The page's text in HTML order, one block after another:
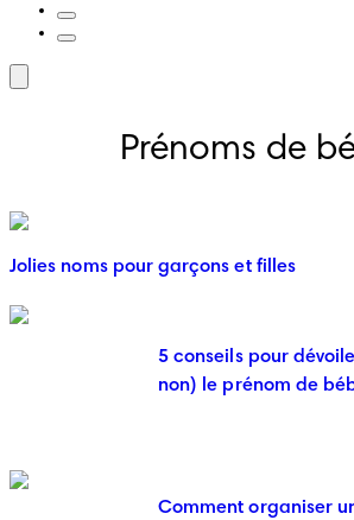
Prénoms de
Jolies noms pour garçons et filles
5 conseils pour
non) le prénom de
Comment organiser